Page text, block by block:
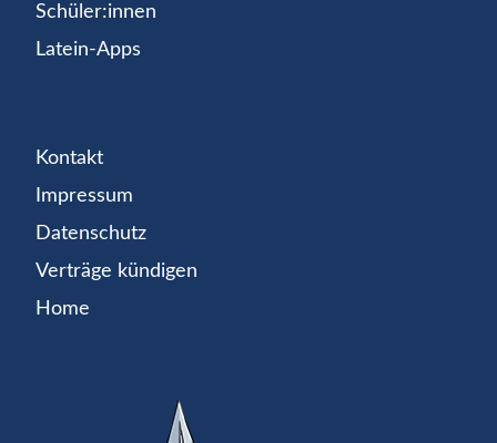
Schüler:innen
Latein-Apps
Kontakt
Impressum
Datenschutz
Verträge kündigen
Home